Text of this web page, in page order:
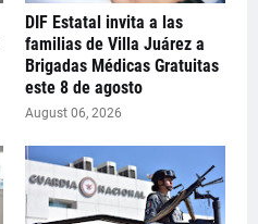
DIF Estatal invita a las
familias de Villa Juárez a
Brigadas Médicas Gratuitas
este 8 de agosto
August 06, 2026